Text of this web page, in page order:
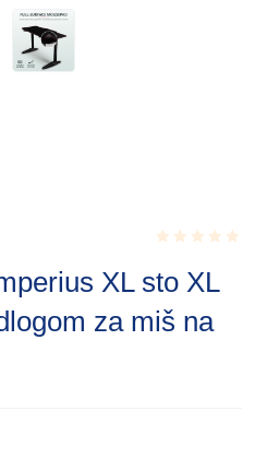
0.001
of
5
XL sto XL
za miš na